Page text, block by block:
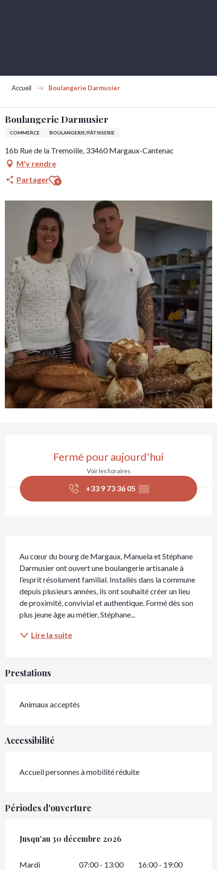
Accueil Boulangerie Darmusier
Boulangerie Darmusier
COMMERCE BOULANGERIE/PÂTISSERIE
16b Rue de la Tremoille, 33460 Margaux-Cantenac
M'y rendre
PartagerAjouter aux favoris
Fermé pour aujourd'hui
Voir les horaires
+33 9 73 36 05 ▒▒
Au cœur du bourg de Margaux, Manuela et Stéphane
Darmusier ont ouvert une boulangerie artisanale à
l’esprit résolument familial. Installés dans la commune
depuis plusieurs années, ils ont souhaité créer un lieu
de proximité, convivial et authentique. Formé dès son
plus jeune âge au métier, Stéphane...
Lire la suite
Prestations
Animaux acceptés
Accessibilité
Accueil personnes à mobilité réduite
Périodes d'ouverture
Du2 janvier 2026au30 décembre 2026
Jusqu'au 30 décembre 2026
Mardi 07:00 - 13:00 16:00 - 19:00